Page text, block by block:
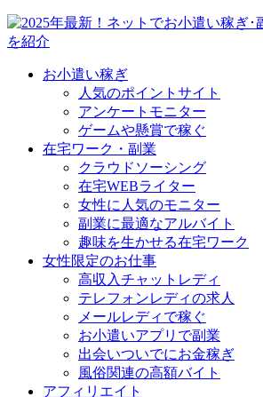
お小遣い稼ぎ
人気のポイントサイト
アンケートモニター
ゲームや懸賞で稼ぐ
在宅ワーク・副業
クラウドソーシング
在宅WEBライター
女性に人気のモニター
副業に最適なアルバイト
趣味を生かせる在宅ワーク
女性限定のお仕事
高収入チャットレディ
テレフォンレディの求人
メールレディで稼ぐ
お小遣いアプリで副業
出会いついでにお金稼ぎ
風俗関連の高額バイト
アフィリエイト